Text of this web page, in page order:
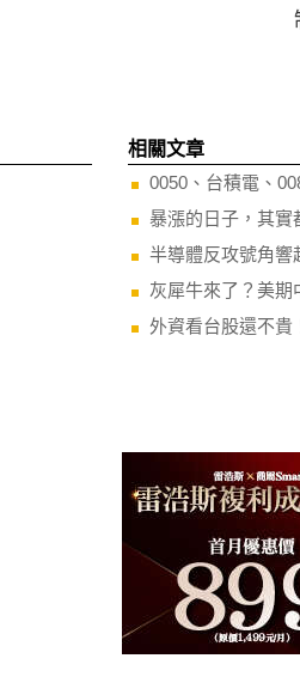
相關文章
0050、台積電、
暴漲的日子，其實
半導體反攻號角響
灰犀牛來了？美期
外資看台股還不貴